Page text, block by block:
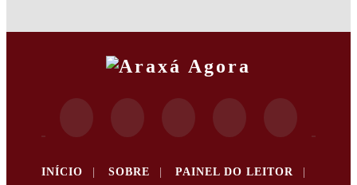
INÍCIO | SOBRE | PAINEL DO LEITOR |